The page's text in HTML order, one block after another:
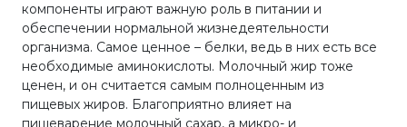
компоненты играют важную роль в питании и
обеспечении нормальной жизнедеятельности
организма. Самое ценное – белки, ведь в них есть все
необходимые аминокислоты. Молочный жир тоже
ценен, и он считается самым полноценным из
пищевых жиров. Благоприятно влияет на
пищеварение молочный сахар, а микро- и